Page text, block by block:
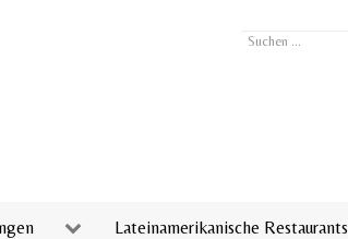
Suchen
Lateinamerikanische Restaurants